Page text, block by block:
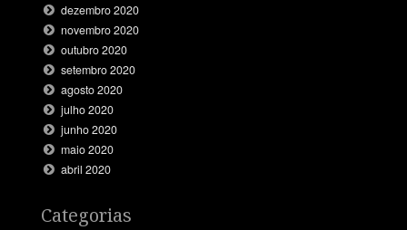
dezembro 2020
novembro 2020
outubro 2020
setembro 2020
agosto 2020
julho 2020
junho 2020
maio 2020
abril 2020
Categorias